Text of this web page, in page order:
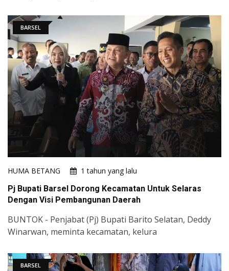
BARSEL
HUMA BETANG
1 tahun yang lalu
Pj Bupati Barsel Dorong Kecamatan Untuk Selaras
Dengan Visi Pembangunan Daerah
BUNTOK - Penjabat (Pj) Bupati Barito Selatan, Deddy
Winarwan, meminta kecamatan, kelura
BARSEL